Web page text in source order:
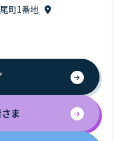
町1番地
ま